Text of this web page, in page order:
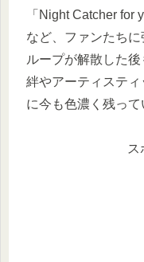
「Night Catcher for
など、ファンたち
ループが解散した
絆やアーティステ
に今も色濃く残って
ス